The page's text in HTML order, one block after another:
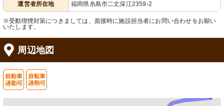
運営者所在地 福岡県糸島市二丈深江2359-2
※受動喫煙対策につきましては、面接時に施設担当者にお問い合わせをお願い
いたします。
周辺地図